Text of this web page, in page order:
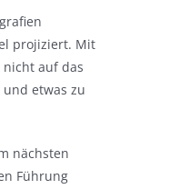
projiziert. Mit
auf das
etwas zu
nächsten
Führung